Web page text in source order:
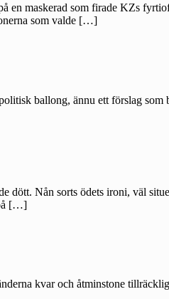
en maskerad som firade KZs
som valde […]
ballong, ännu ett förslag som
dött. Nån sorts ödets ironi, väl
[…]
kvar och åtminstone